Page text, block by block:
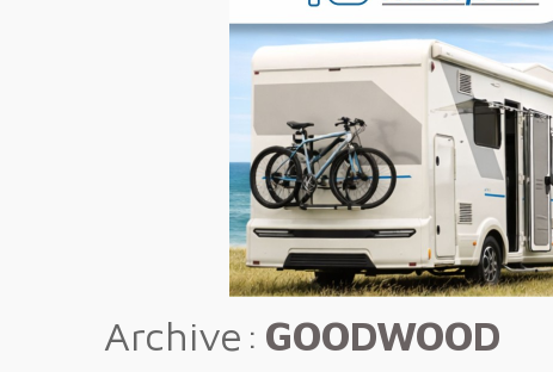
Archive GOODWOOD